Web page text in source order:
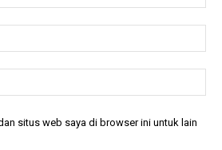
situs web saya di browser ini untuk lain